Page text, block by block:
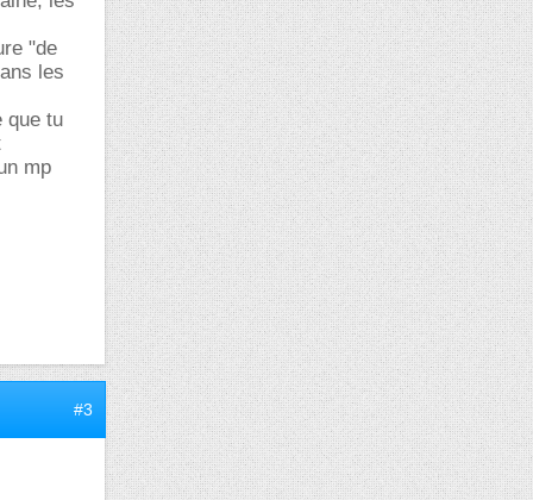
"de
les
que tu
mp
#3